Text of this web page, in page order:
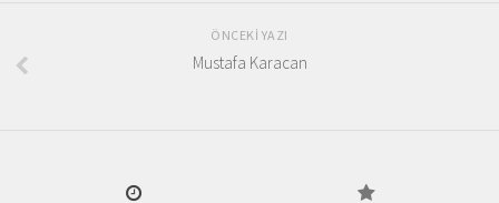
ÖNCEKI YAZI
Mustafa Karacan